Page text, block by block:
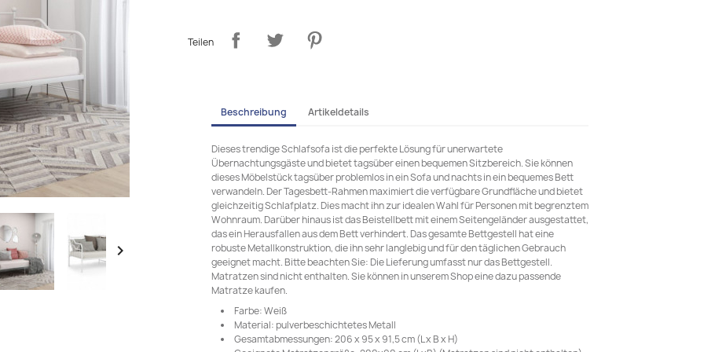

Teilen
Beschreibung Artikeldetails
Dieses trendige Schlafsofa ist die perfekte Lösung für unerwartete
Übernachtungsgäste und bietet tagsüber einen bequemen Sitzbereich. Sie können
dieses Möbelstück tagsüber problemlos in ein Sofa und nachts in ein bequemes Bett
verwandeln. Der Tagesbett-Rahmen maximiert die verfügbare Grundfläche und bietet
gleichzeitig Schlafplatz. Dies macht ihn zur idealen Wahl für Personen mit begrenztem
Wohnraum. Darüber hinaus ist das Beistellbett mit einem Seitengeländer ausgestattet,
das ein Herausfallen aus dem Bett verhindert. Das gesamte Bettgestell hat eine
robuste Metallkonstruktion, die ihn sehr langlebig und für den täglichen Gebrauch
geeignet macht. Bitte beachten Sie: Die Lieferung umfasst nur das Bettgestell.
Matratzen sind nicht enthalten. Sie können in unserem Shop eine dazu passende
Matratze kaufen.
Farbe: Weiß
Material: pulverbeschichtetes Metall
Gesamtabmessungen: 206 x 95 x 91,5 cm (L x B x H)